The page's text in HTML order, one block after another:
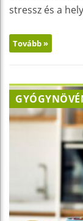
stressz és a
Tovább »